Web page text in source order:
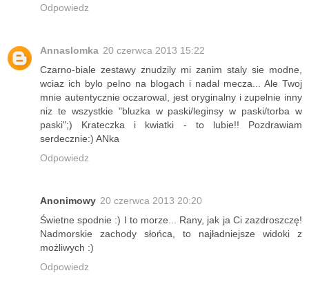
Odpowiedz
Annaslomka 20 czerwca 2013 15:22
Czarno-biale zestawy znudzily mi zanim staly sie modne,
wciaz ich bylo pelno na blogach i nadal mecza... Ale Twoj
mnie autentycznie oczarowal, jest oryginalny i zupelnie inny
niz te wszystkie "bluzka w paski/leginsy w paski/torba w
paski";) Krateczka i kwiatki - to lubie!! Pozdrawiam
serdecznie:) ANka
Odpowiedz
Anonimowy 20 czerwca 2013 20:20
Świetne spodnie :) I to morze... Rany, jak ja Ci zazdroszczę!
Nadmorskie zachody słońca, to najładniejsze widoki z
możliwych :)
Odpowiedz